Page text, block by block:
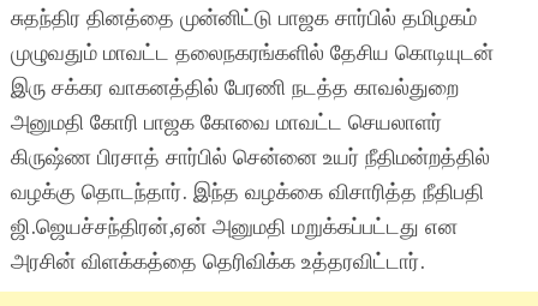
சுதந்திர தினத்தை முன்னிட்டு பாஜக சார்பில் தமிழகம்
முழுவதும் மாவட்ட தலைநகரங்களில் தேசிய கொடியுடன்
இரு சக்கர வாகனத்தில் பேரணி நடத்த காவல்துறை
அனுமதி கோரி பாஜக கோவை மாவட்ட செயலாளர்
கிருஷ்ண பிரசாத் சார்பில் சென்னை உயர் நீதிமன்றத்தில்
வழக்கு தொடந்தார். இந்த வழக்கை விசாரித்த நீதிபதி
ஜி.ஜெயச்சந்திரன்,ஏன் அனுமதி மறுக்கப்பட்டது என
அரசின் விளக்கத்தை தெரிவிக்க உத்தரவிட்டார்.